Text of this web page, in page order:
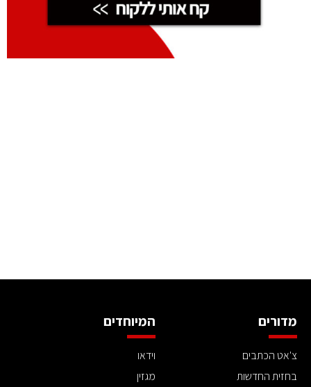
מדורים
צ'אט הכתבים
בחזית החדשות
המיוחדים
וידאו
מגזין